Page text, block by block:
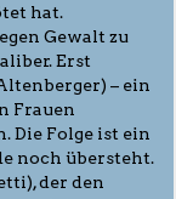
hat.
Gewalt zu
Erst
– ein
Frauen
Die Folge ist ein
noch übersteht.
der den